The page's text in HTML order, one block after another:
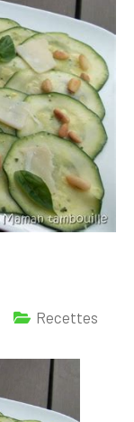
Recettes